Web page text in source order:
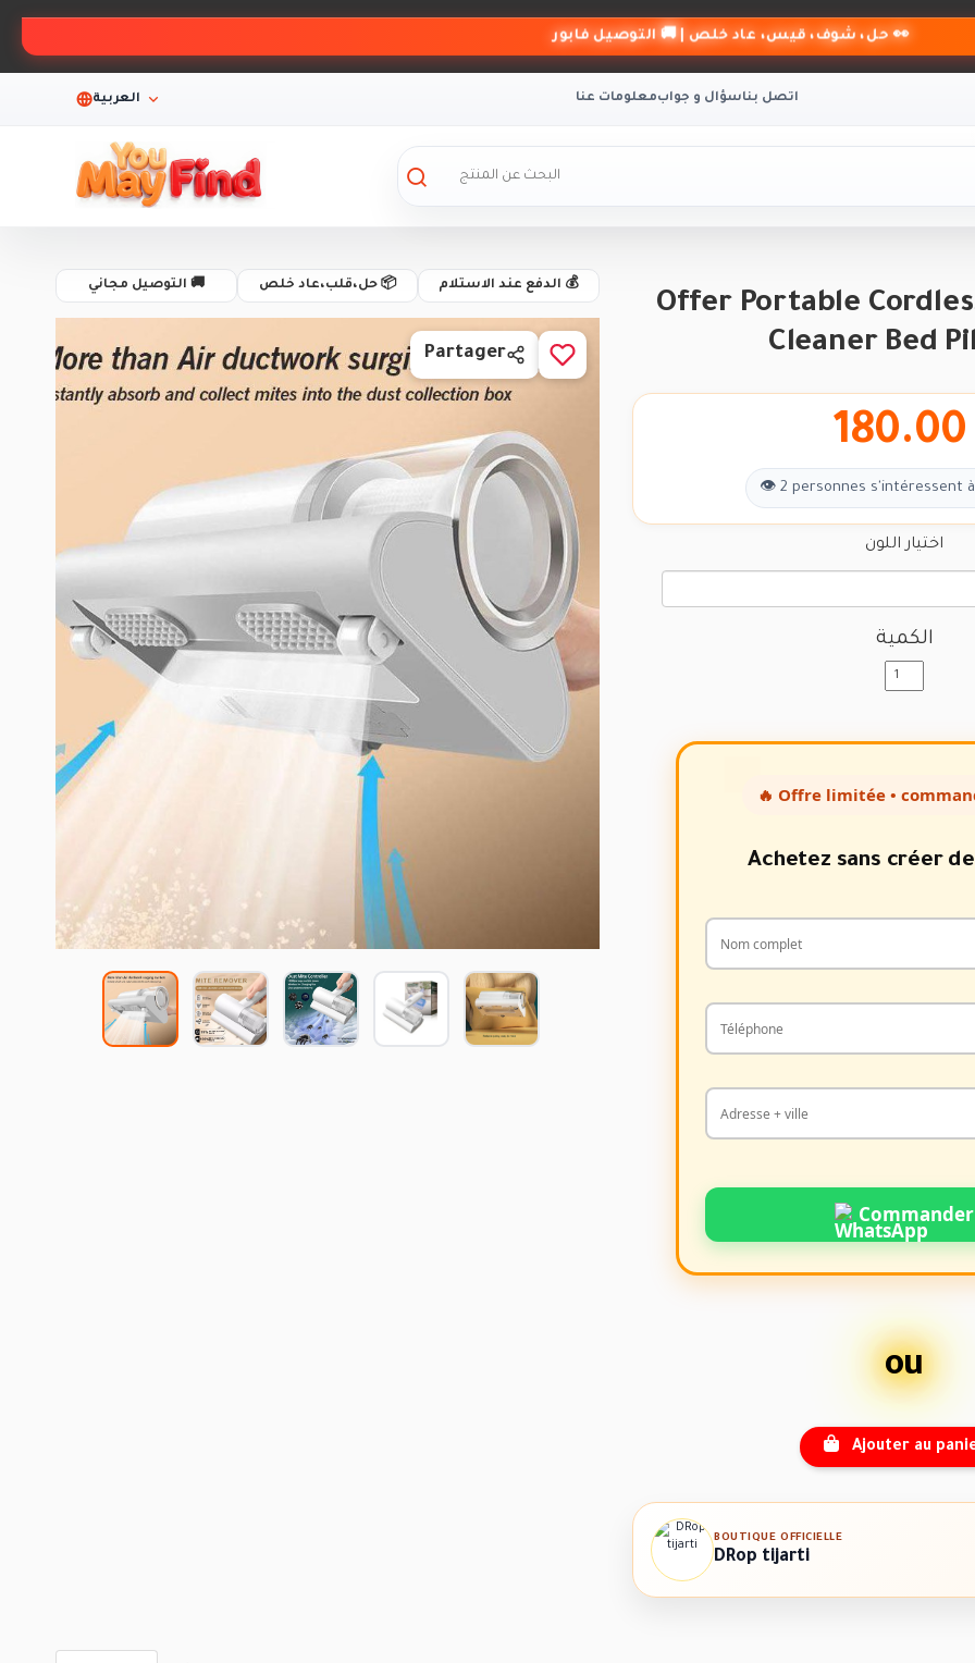
👀 حل، شوف، قيس، عاد خلص | 🚚 التوصيل فابور
العربية معلومات عناسؤال و جواباتصل بنا
🚚 التوصيل مجاني 📦 حل،قلب،عاد خلص 💰 الدفع عند الاستلام
Partager
Offer Portable
Cleaner Bed
180.00
👁 2 personnes s'intéressent
اختيار اللون
الكمية
🔥 Offre limitée •
Achetez sans créer
Commander
ou
Ajouter au
BOUTIQUE OFFICIELLE
DRop tijarti